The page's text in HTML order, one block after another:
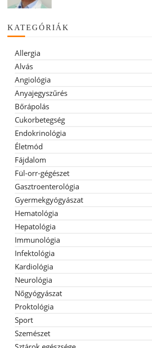
KATEGÓRIÁK
Allergia
Alvás
Angiológia
Anyajegyszűrés
Bőrápolás
Cukorbetegség
Endokrinológia
Életmód
Fájdalom
Fül-orr-gégészet
Gasztroenterológia
Gyermekgyógyászat
Hematológia
Hepatológia
Immunológia
Infektológia
Kardiológia
Neurológia
Nőgyógyászat
Proktológia
Sport
Szemészet